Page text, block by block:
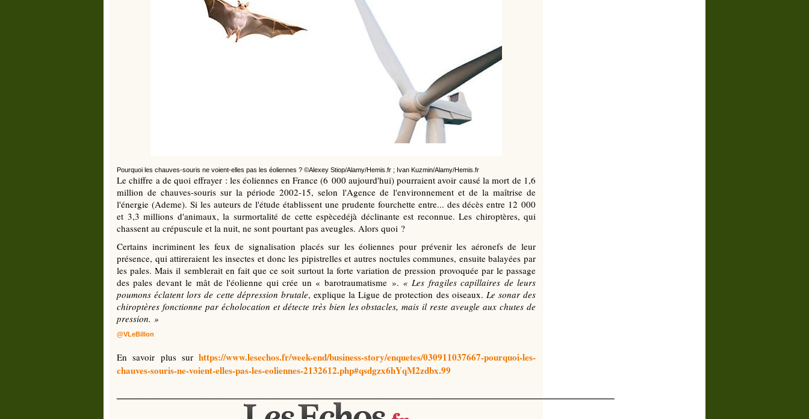
Pourquoi les chauves-souris ne voient-elles pas les éoliennes ? ©Alexey Stiop/Alamy/Hemis.fr ; Ivan Kuzmin/Alamy/Hemis.fr
Le chiffre a de quoi effrayer : les éoliennes en France (6 000 aujourd'hui) pourraient avoir causé la mort de 1,6
million de chauves-souris sur la période 2002-15, selon l'Agence de l'environnement et de la maîtrise de
l'énergie (Ademe). Si les auteurs de l'étude établissent une prudente fourchette entre... des décès entre 12 000
et 3,3 millions d'animaux, la surmortalité de cette espècedéjà déclinante est reconnue. Les chiroptères, qui
chassent au crépuscule et la nuit, ne sont pourtant pas aveugles. Alors quoi ?
Certains incriminent les feux de signalisation placés sur les éoliennes pour prévenir les aéronefs de leur
présence, qui attireraient les insectes et donc les pipistrelles et autres noctules communes, ensuite balayées par
les pales. Mais il semblerait en fait que ce soit surtout la forte variation de pression provoquée par le passage
des pales devant le mât de l'éolienne qui crée un « barotraumatisme ». « Les fragiles capillaires de leurs
poumons éclatent lors de cette dépression brutale, explique la Ligue de protection des oiseaux. Le sonar des
chiroptères fonctionne par écholocation et détecte très bien les obstacles, mais il reste aveugle aux chutes de
pression. »
@VLeBillon
En savoir plus sur https://www.lesechos.fr/week-end/business-story/enquetes/030911037667-pourquoi-les-
chauves-souris-ne-voient-elles-pas-les-eoliennes-2132612.php#qsdgzx6hYqM2zdbx.99